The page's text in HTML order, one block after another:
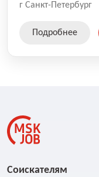
обеспечение для
перевозчиков и
в реализации
г Санкт-Петербург
Подробнее
Соискателям